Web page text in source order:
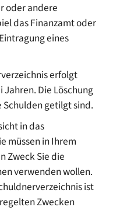
oder andere
das Finanzamt oder
eines
erfolgt
Jahren. Die Löschung
getilgt sind.
in das
müssen in Ihrem
Zweck Sie die
verwenden wollen.
ist
Zwecken